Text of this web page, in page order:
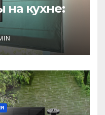
кухне:
стиль